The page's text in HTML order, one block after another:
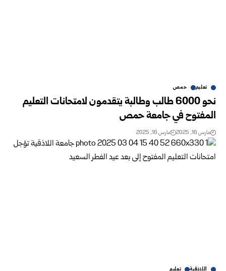
تعليم حمص
نحو 6000 طالب وطالبة يتقدمون لامتحانات التعليم
المفتوح في جامعة حمص
مارس 16, 2025 مارس 16, 2025
اللاذقية تعليم